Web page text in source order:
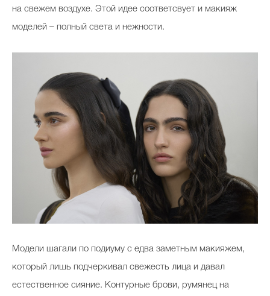
на свежем воздухе. Этой идее соответсвует и макияж
моделей – полный света и нежности.
Модели шагали по подиуму с едва заметным макияжем,
который лишь подчеркивал свежесть лица и давал
естественное сияние. Контурные брови, румянец на